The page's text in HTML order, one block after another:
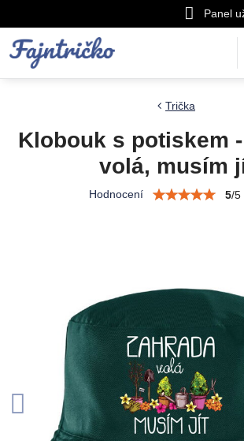
Panel
Trička
Klobouk s potiskem
volá, musím
Hodnocení 5/5